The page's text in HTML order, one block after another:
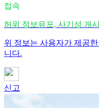
접속
허위 정보유포, 사기성 게
위 정보는 사용자가 제공
니다.
신고